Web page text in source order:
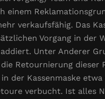
einem
verkaufsfähig. Das
Vorgang in der
Unter Anderer
Retournierung dieser
Kassenmaske etwa
verbucht. Ist alles